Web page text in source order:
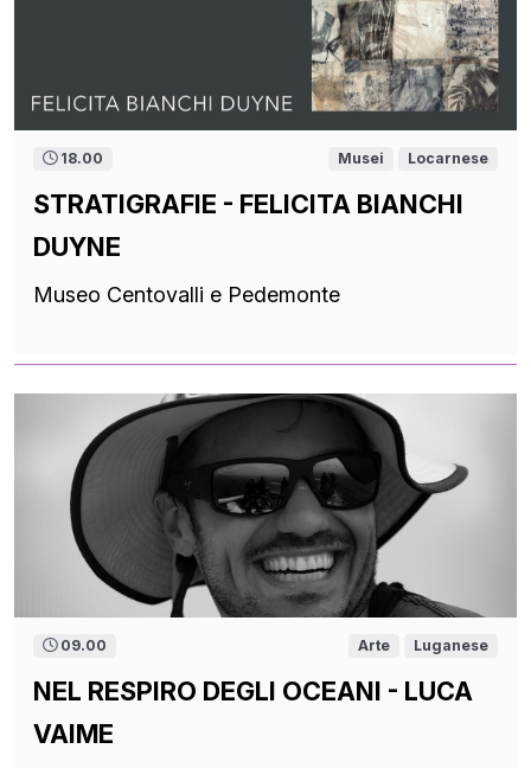
18.00 Musei Locarnese
STRATIGRAFIE - FELICITA BIANCHI
DUYNE
Museo Centovalli e Pedemonte
09.00 Arte Luganese
NEL RESPIRO DEGLI OCEANI - LUCA
VAIME